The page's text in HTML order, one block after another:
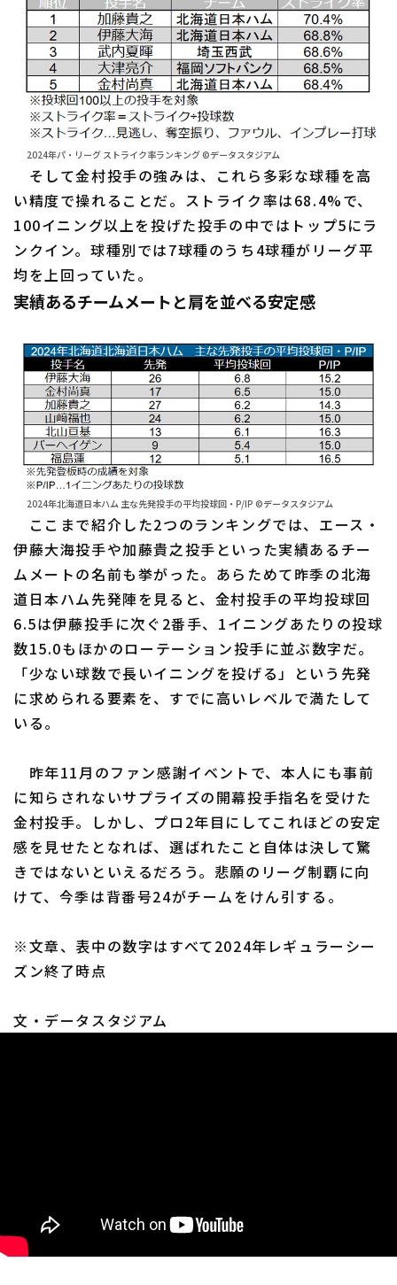
2024年パ・リーグ ストライク率ランキング ©データスタジアム
そして金村投手の強みは、これら多彩な球種を高
い精度で操れることだ。ストライク率は68.4%で、
100イニング以上を投げた投手の中ではトップ5にラ
ンクイン。球種別では7球種のうち4球種がリーグ平
均を上回っていた。
実績あるチームメートと肩を並べる安定感
2024年北海道日本ハム 主な先発投手の平均投球回・P/IP ©データスタジアム
ここまで紹介した2つのランキングでは、エース・
伊藤大海投手や加藤貴之投手といった実績あるチー
ムメートの名前も挙がった。あらためて昨季の北海
道日本ハム先発陣を見ると、金村投手の平均投球回
6.5は伊藤投手に次ぐ2番手、1イニングあたりの投球
数15.0もほかのローテーション投手に並ぶ数字だ。
「少ない球数で長いイニングを投げる」という先発
に求められる要素を、すでに高いレベルで満たして
いる。
昨年11月のファン感謝イベントで、本人にも事前
に知らされないサプライズの開幕投手指名を受けた
金村投手。しかし、プロ2年目にしてこれほどの安定
感を見せたとなれば、選ばれたこと自体は決して驚
きではないといえるだろう。悲願のリーグ制覇に向
けて、今季は背番号24がチームをけん引する。
※文章、表中の数字はすべて2024年レギュラーシー
ズン終了時点
文・データスタジアム